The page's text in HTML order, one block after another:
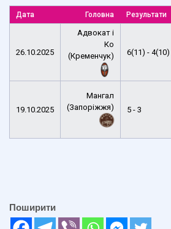
Дата Головна Результати
26.10.2025
Адвокат і
Ко
(Кременчук)
6(11) - 4(10)
19.10.2025
Мангал
(Запоріжжя)
5 - 3
Поширити